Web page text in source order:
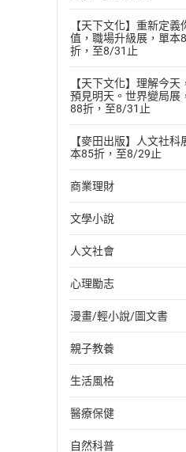
【天下文化】重新定義
值，職場升級展，單本
折，至8/31止
【天下文化】理解今天
預見明天。世界變局展
88折，至8/31止
【麥田出版】人文社科
本85折，至8/29止
商業理財
投資理財
經濟/趨勢
財務/金融
管理/領導
職場工作術
成功法
行銷/廣告
傳記
文學小說
歐美文學
日本文學
韓國文學
華文文學
經典文學
成長/家庭生活小說
懸疑/推理小說
人文社會
國際關係
政治
社會科學
台灣/中國歷史
日/韓歷史
其他歷史/史學
心理勵志
心靈成長/情緒
人際關係
兩性關係
心理學
漫畫/輕小說/圖文書
輕小說
奇幻/科幻
愛情故事
職場/社會寫實
親子教養
教育現場
兒童文學/故事
兒童科普/學習
生活風格
飲食/食譜
健身/美顏
醫療保健
健康/養生
自然科普